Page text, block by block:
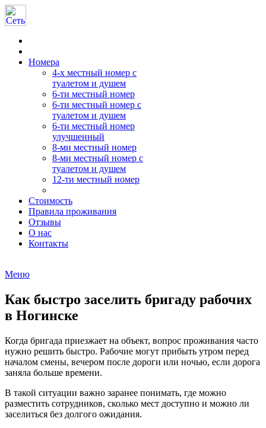
Номера
4-х местный номер с
туалетом и душем
6-ти местный номер
6-ти местный номер с
туалетом и душем
6-ти местный номер
улучшенный
8-ми местный номер
8-ми местный номер с
туалетом и душем
12-ти местный номер
Стоимость
Правила проживания
Отзывы
О нас
Контакты
Меню
Как быстро заселить бригаду рабочих
в Ногинске
Когда бригада приезжает на объект, вопрос проживания часто
нужно решить быстро. Рабочие могут прибыть утром перед
началом смены, вечером после дороги или ночью, если дорога
заняла больше времени.
В такой ситуации важно заранее понимать, где можно
разместить сотрудников, сколько мест доступно и можно ли
заселиться без долгого ожидания.